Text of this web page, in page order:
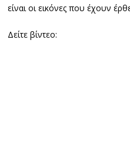
είναι οι εικόνες που έχουν
Δείτε βίντεο: